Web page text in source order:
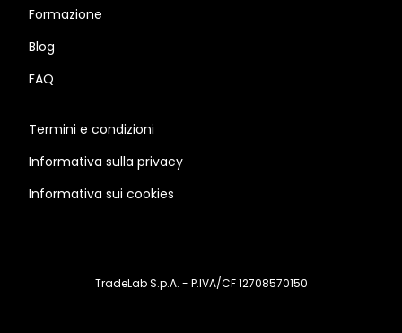
Formazione
Blog
FAQ
Termini e condizioni
Informativa sulla privacy
Informativa sui cookies
TradeLab S.p.A. - P.IVA/CF 12708570150